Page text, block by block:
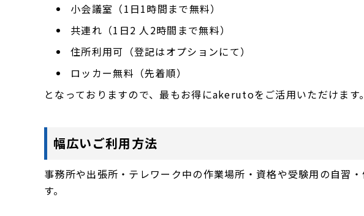
小会議室（1日1時間まで無料）
共連れ（1日2 人2時間まで無料）
住所利用可（登記はオプションにて）
ロッカー無料（先着順）
となっておりますので、最もお得にakerutoをご活用いただけます。
幅広いご利用方法
事務所や出張所・テレワーク中の作業場所・資格や受験用の自習
す。